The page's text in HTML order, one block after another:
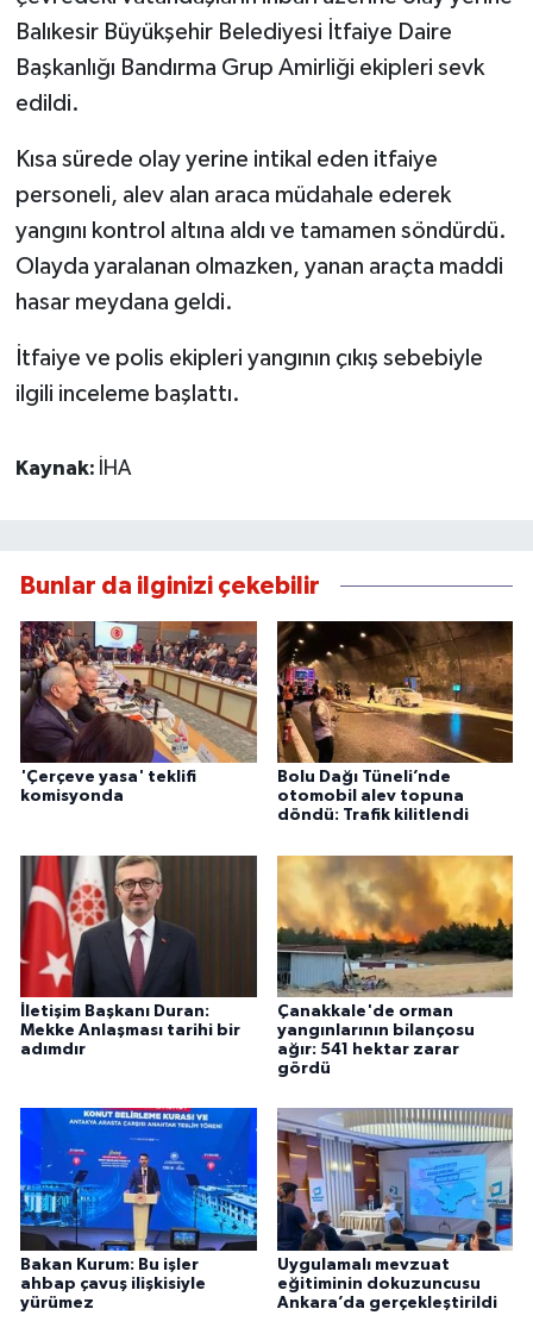
Balıkesir Büyükşehir Belediyesi İtfaiye Daire
Başkanlığı Bandırma Grup Amirliği ekipleri sevk
edildi.
Kısa sürede olay yerine intikal eden itfaiye
personeli, alev alan araca müdahale ederek
yangını kontrol altına aldı ve tamamen söndürdü.
Olayda yaralanan olmazken, yanan araçta maddi
hasar meydana geldi.
İtfaiye ve polis ekipleri yangının çıkış sebebiyle
ilgili inceleme başlattı.
Kaynak: İHA
Bunlar da ilginizi çekebilir
'Çerçeve yasa' teklifi
komisyonda
Bolu Dağı Tüneli’nde
otomobil alev topuna
döndü: Trafik kilitlendi
İletişim Başkanı Duran:
Mekke Anlaşması tarihi bir
adımdır
Çanakkale'de orman
yangınlarının bilançosu
ağır: 541 hektar zarar
gördü
Bakan Kurum: Bu işler
ahbap çavuş ilişkisiyle
yürümez
Uygulamalı mevzuat
eğitiminin dokuzuncusu
Ankara’da gerçekleştirildi